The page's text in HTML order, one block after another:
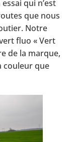
qui n’est
que nous
Notre
fluo « Vert
de la marque,
couleur que